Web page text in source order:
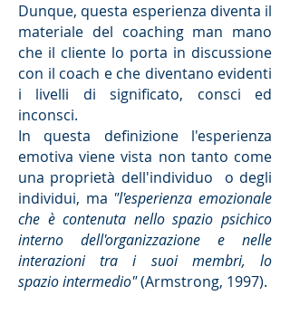
Dunque, questa esperienza diventa il
materiale del coaching man mano
che il cliente lo porta in discussione
con il coach e che diventano evidenti
i livelli di significato, consci ed
inconsci.
In questa definizione l'esperienza
emotiva viene vista non tanto come
una proprietà dell'individuo o degli
individui, ma "l'esperienza emozionale
che è contenuta nello spazio psichico
interno dell'organizzazione e nelle
interazioni tra i suoi membri, lo
spazio intermedio"(Armstrong, 1997).